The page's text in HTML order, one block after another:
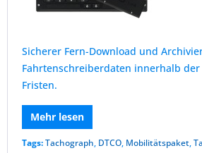
Sicherer Fern-Download und
Fahrtenschreiberdaten innerhalb der
Fristen.
Mehr lesen
Tags:Tachograph, DTCO, Mobilitätspaket,